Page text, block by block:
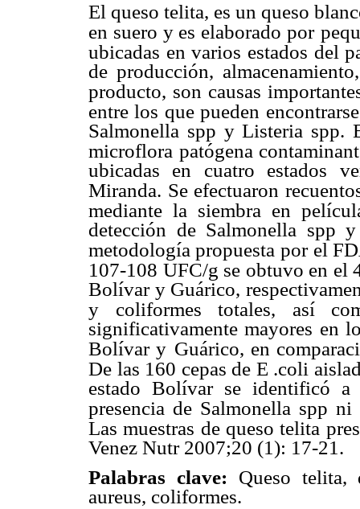
El queso telita, es un queso
en suero y es elaborado por
ubicadas en varios estados del
de producción,
producto, son causas
entre los que pueden
Salmonella spp y Listeria spp.
microflora patógena
ubicadas en cuatro estados
Miranda. Se efectuaron
mediante la siembra en
detección de Salmonella spp
metodología propuesta por el
107-108 UFC/g se obtuvo en el
Bolívar y Guárico,
y coliformes totales, así
significativamente mayores en
Bolívar y Guárico, en
De las 160 cepas de E .coli
estado Bolívar se identificó
presencia de Salmonella spp ni
Las muestras de queso telita
Venez Nutr 2007;20 (1): 17-21.
Palabras clave: Queso telita,
aureus, coliformes.